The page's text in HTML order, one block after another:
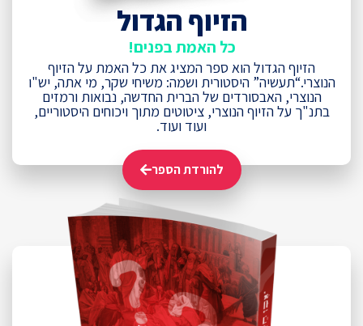
הזיוף הגדול
כל האמת בפנים!
הזיוף הגדול הוא ספר המציג את כל האמת על הזיוף
הנוצרי.“תעשיה” היסטורית ושמה: משיחי שקר, מי אתה, יש"ו
הנוצרי, האבסורדים של הברית החדשה, נבואות ורמזים
בתנ"ך על הזיוף הנוצרי, ציטוטים מתוך ויכוחים היסטוריים,
ועוד ועוד.
להורדת הספר